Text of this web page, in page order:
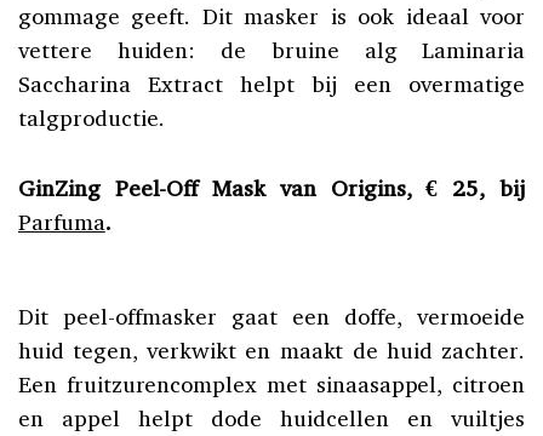
gommage geeft. Dit masker is ook ideaal voor
vettere huiden: de bruine alg Laminaria
Saccharina Extract helpt bij een overmatige
talgproductie.
GinZing Peel-Off Mask van Origins, € 25, bij
Parfuma.
Dit peel-offmasker gaat een doffe, vermoeide
huid tegen, verkwikt en maakt de huid zachter.
Een fruitzurencomplex met sinaasappel, citroen
en appel helpt dode huidcellen en vuiltjes